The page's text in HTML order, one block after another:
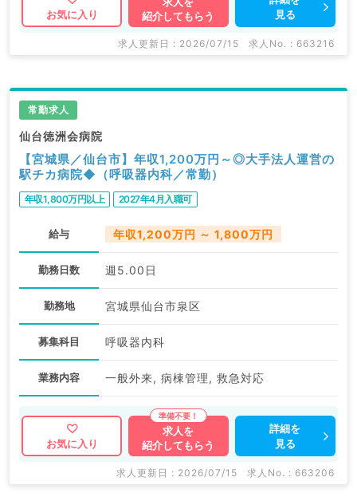
お気に入り
紹介してもらう
見る
求人更新日 : 2026/07/15 求人No. : 663216
常勤求人
仙台徳洲会病院
【宮城県／仙台市】年収1,200万円～◎大手法人運営の
駅チカ病院◆（呼吸器内科／常勤）
年収1,800万円以上 2027年4月入職可
給与 年収1,200万円 ～ 1,800万円
勤務日数 週5.00日
勤務地 宮城県仙台市泉区
募集科目 呼吸器内科
業務内容 一般外来, 病棟管理, 救急対応
お気に入り
求人を
紹介してもらう
詳細を
見る
求人更新日 : 2026/07/15 求人No. : 663206